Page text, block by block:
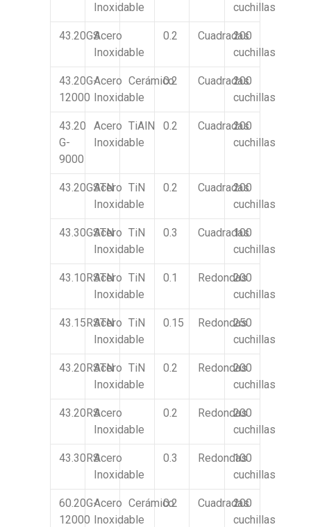
Inoxidable
cuchillas
43.20GSAcero
Inoxidable
0.2 Cuadradas
200
cuchillas
43.20G-
12000
Acero
Inoxidable
Cerámico
0.2 Cuadradas
200
cuchillas
43.20
G-
9000
Acero
Inoxidable
TiAlN 0.2 Cuadradas
200
cuchillas
43.20GSTN
Acero
Inoxidable
TiN 0.2 Cuadradas
200
cuchillas
43.30GSTN
Acero
Inoxidable
TiN 0.3 Cuadradas
100
cuchillas
43.10RSTN
Acero
Inoxidable
TiN 0.1 Redondas
200
cuchillas
43.15RSTN
Acero
Inoxidable
TiN 0.15 Redondas
250
cuchillas
43.20RSTN
Acero
Inoxidable
TiN 0.2 Redondas
200
cuchillas
43.20RSAcero
Inoxidable
0.2 Redondas
200
cuchillas
43.30RSAcero
Inoxidable
0.3 Redondas
100
cuchillas
60.20G-
12000
Acero
Inoxidable
Cerámico
0.2 Cuadradas
200
cuchillas